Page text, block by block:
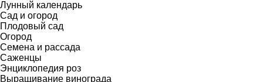
Лунный календарь
Сад и огород
Плодовый сад
Огород
Семена и рассада
Саженцы
Энциклопедия роз
Выращивание винограда